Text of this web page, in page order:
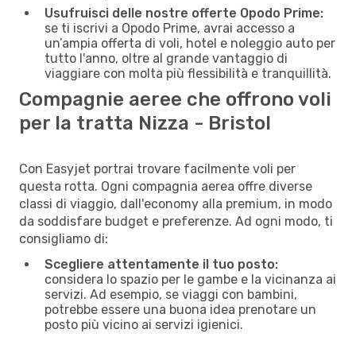
Usufruisci delle nostre offerte Opodo Prime:
se ti iscrivi a Opodo Prime, avrai accesso a
un’ampia offerta di voli, hotel e noleggio auto per
tutto l'anno, oltre al grande vantaggio di
viaggiare con molta più flessibilità e tranquillità.
Compagnie aeree che offrono voli
per la tratta Nizza - Bristol
Con Easyjet portrai trovare facilmente voli per
questa rotta. Ogni compagnia aerea offre diverse
classi di viaggio, dall'economy alla premium, in modo
da soddisfare budget e preferenze. Ad ogni modo, ti
consigliamo di:
Scegliere attentamente il tuo posto:
considera lo spazio per le gambe e la vicinanza ai
servizi. Ad esempio, se viaggi con bambini,
potrebbe essere una buona idea prenotare un
posto più vicino ai servizi igienici.